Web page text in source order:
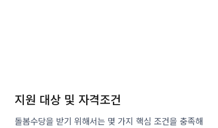
지원 대상 및 자격조건
돌봄수당을 받기 위해서는 몇 가지 핵심 조건을 충족해